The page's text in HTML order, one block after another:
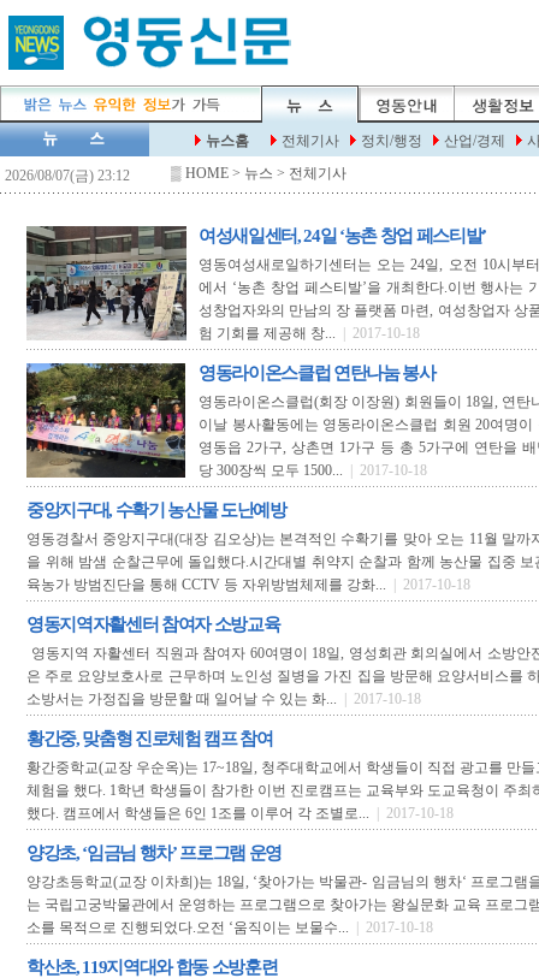
▒ HOME > 뉴스 > 전체기사
여성새일센터, 24일 ‘농촌 창업 페스티발’
영동여성새로일하기센터는 오는 24일, 오전 10시부
에서 ‘농촌 창업 페스티발’을 개최한다.이번 행사는
성창업자와의 만남의 장 플랫폼 마련, 여성창업자 상
험 기회를 제공해 창...
| 2017-10-18
영동라이온스클럽 연탄나눔 봉사
영동라이온스클럽(회장 이장원) 회원들이 18일, 연탄
이날 봉사활동에는 영동라이온스클럽 회원 20여명
영동읍 2가구, 상촌면 1가구 등 총 5가구에 연탄을
당 300장씩 모두 1500...
| 2017-10-18
중앙지구대, 수확기 농산물 도난예방
영동경찰서 중앙지구대(대장 김오상)는 본격적인 수확기를 맞아 오는 11월 말까
을 위해 밤샘 순찰근무에 돌입했다.시간대별 취약지 순찰과 함께 농산물 집중
육농가 방범진단을 통해 CCTV 등 자위방범체제를 강화...
| 2017-10-18
영동지역자활센터 참여자 소방교육
영동지역 자활센터 직원과 참여자 60여명이 18일, 영성회관 회의실에서 소방안
은 주로 요양보호사로 근무하며 노인성 질병을 가진 집을 방문해 요양서비스를
소방서는 가정집을 방문할 때 일어날 수 있는 화...
| 2017-10-18
황간중, 맞춤형 진로체험 캠프 참여
황간중학교(교장 우순옥)는 17~18일, 청주대학교에서 학생들이 직접 광고를 만
체험을 했다. 1학년 학생들이 참가한 이번 진로캠프는 교육부와 도교육청이 주최
했다. 캠프에서 학생들은 6인 1조를 이루어 각 조별로...
| 2017-10-18
양강초, ‘임금님 행차’ 프로그램 운영
양강초등학교(교장 이차희)는 18일, ‘찾아가는 박물관- 임금님의 행차‘ 프로그램
는 국립고궁박물관에서 운영하는 프로그램으로 찾아가는 왕실문화 교육 프로그
소를 목적으로 진행되었다.오전 ‘움직이는 보물수...
| 2017-10-18
학산초, 119지역대와 합동 소방훈련